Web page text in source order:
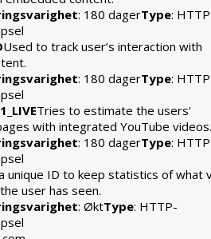
: 180 dagerType:
Used to track user’s interaction with
: 180 dagerType:
Tries to estimate the users'
with integrated YouTube videos.
: 180 dagerType:
unique ID to keep statistics of what
user has seen.
: ØktType: HTTP-